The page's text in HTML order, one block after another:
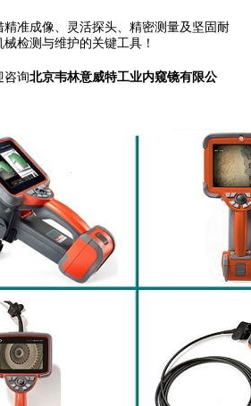
准成像、灵活探头、精密测量及坚固耐
检测与维护的关键工具！
咨询北京韦林意威特工业内窥镜有限公